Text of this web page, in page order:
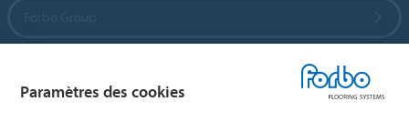
Paramètres des cookies